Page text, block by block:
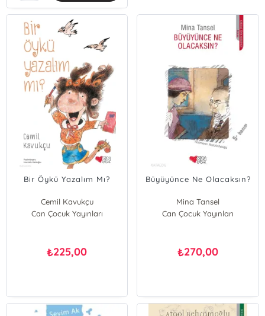
Bir Öykü Yazalım Mı?
Cemil Kavukçu
Can Çocuk Yayınları
₺225,00
Büyüyünce Ne Olacaksın?
Mina Tansel
Can Çocuk Yayınları
₺270,00